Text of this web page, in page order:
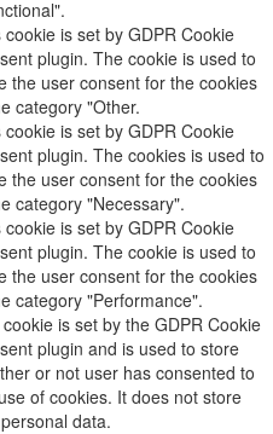
cookie is set by GDPR Cookie
plugin. The cookie is used to
the user consent for the cookies
category "Other.
cookie is set by GDPR Cookie
plugin. The cookies is used to
the user consent for the cookies
category "Necessary".
cookie is set by GDPR Cookie
plugin. The cookie is used to
the user consent for the cookies
category "Performance".
is set by the GDPR Cookie
plugin and is used to store
or not user has consented to
of cookies. It does not store
data.